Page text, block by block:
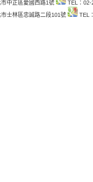
中正區愛國西路1號
TEL：02-
士林區忠誠路二段101號
TEL